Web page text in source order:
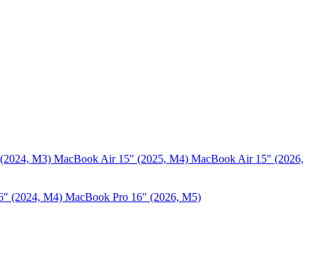
M3) MacBook Air 15" (2025, M4) MacBook Air 15″ (2026,
(2024, M4) MacBook Pro 16" (2026, M5)